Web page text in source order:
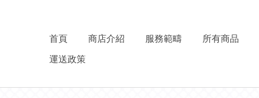
首頁 商店介紹 服務範疇 所有商品
運送政策